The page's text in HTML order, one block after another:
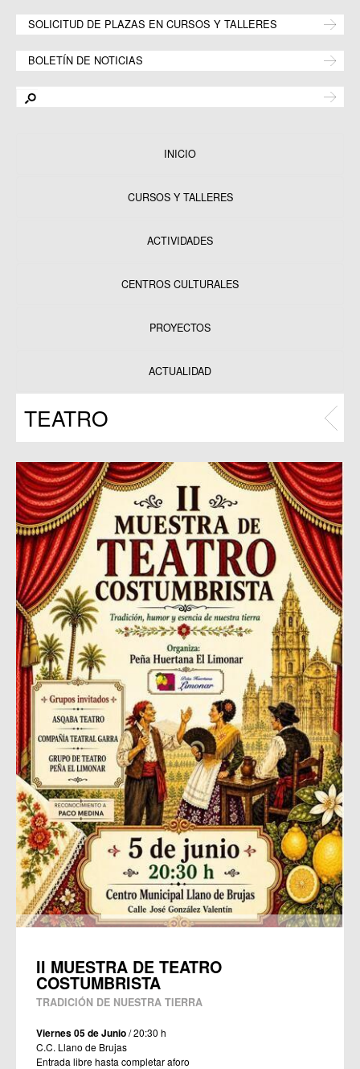
SOLICITUD DE PLAZAS EN CURSOS Y TALLERES
BOLETÍN DE NOTICIAS
INICIO
CURSOS Y TALLERES
ACTIVIDADES
CENTROS CULTURALES
PROYECTOS
Programas
ACTUALIDAD
TEATRO
II MUESTRA DE TEATRO
COSTUMBRISTA
TRADICIÓN DE NUESTRA TIERRA
Viernes 05 de Junio/ 20:30 h
C.C. Llano de Brujas
Entrada libre hasta completar aforo